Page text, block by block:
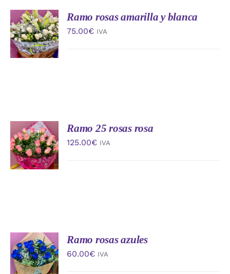
AÑADIR
AL
CARRITO
/
DETALLES
Ramo rosas amarilla y blanca
75.00€ IVA
AÑADIR
AL
CARRITO
/
DETALLES
Ramo 25 rosas rosa
125.00€ IVA
AÑADIR
AL
CARRITO
/
Ramo rosas azules
60.00€ IVA